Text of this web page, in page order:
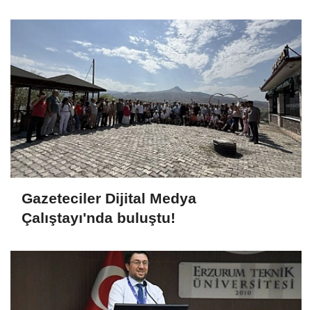
Gazeteciler Dijital Medya
Çalıştayı'nda buluştu!